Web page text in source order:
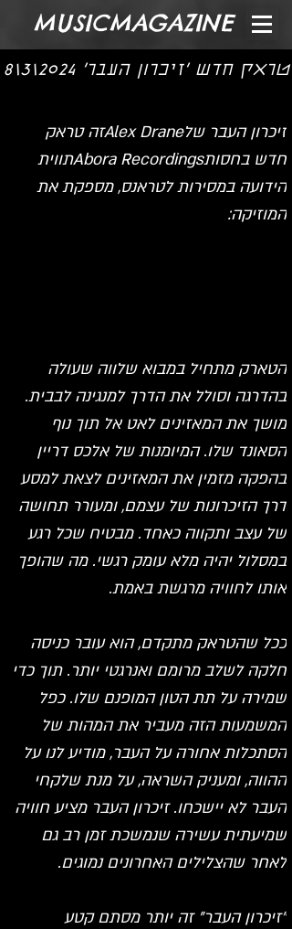
MUSICMAGAZINE
טראק חדש 'זיכרון העבר' 2024\3\8
זיכרון העבר שלAlex Draneזה טראק
חדש בחסותAbora Recordingsתווית
הידועה במסירות לטראנס, מספקת את
המוזיקה:
הטארק מתחיל במבוא שלווה שעולה
בהדרגה וסולל את הדרך למנגינה לבבית.
מושך את המאזינים לאט אל תוך נוף
הסאונד שלו. המיומנות של אלכס דריין
בהפקה מזמין את המאזינים לצאת למסע
דרך הזיכרונות של עצמם, ומעורר תחושה
של עצב ותקווה כאחד. מבטיח שכל רגע
במסלול יהיה מלא עומק רגשי. מה שהופך
אותו לחוויה מרגשת באמת.
ככל שהטראק מתקדם, הוא עובר כניסה
חלקה לשלב מרומם ואנרגטי יותר. תוך כדי
שמירה על תת הטון המופנם שלו. כפל
המשמעות הזה מעביר את המהות של
הסתכלות אחורה על העבר, מודיע לנו על
ההווה, ומעניק השראה, על מנת שלקחי
העבר לא יישכחו. זיכרון העבר מציע חוויה
שמיעתית עשירה שנמשכת זמן רב גם
לאחר שהצלילים האחרונים נמוגים.
"זיכרון העבר" זה יותר מסתם קטע